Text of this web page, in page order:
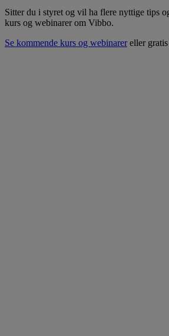
Sitter du i styret og vil ha flere nyttige tips
kurs og webinarer om Vibbo.
Se kommende kurs og webinarereller gratis